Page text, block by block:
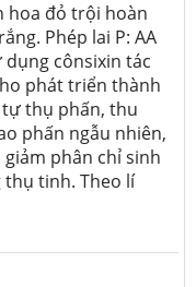
hoa đỏ trội hoàn
Phép lai P: AA
dụng cônsixin tác
phát triển thành
tự thụ phấn, thu
phấn ngẫu nhiên,
phân chỉ sinh
tinh. Theo lí